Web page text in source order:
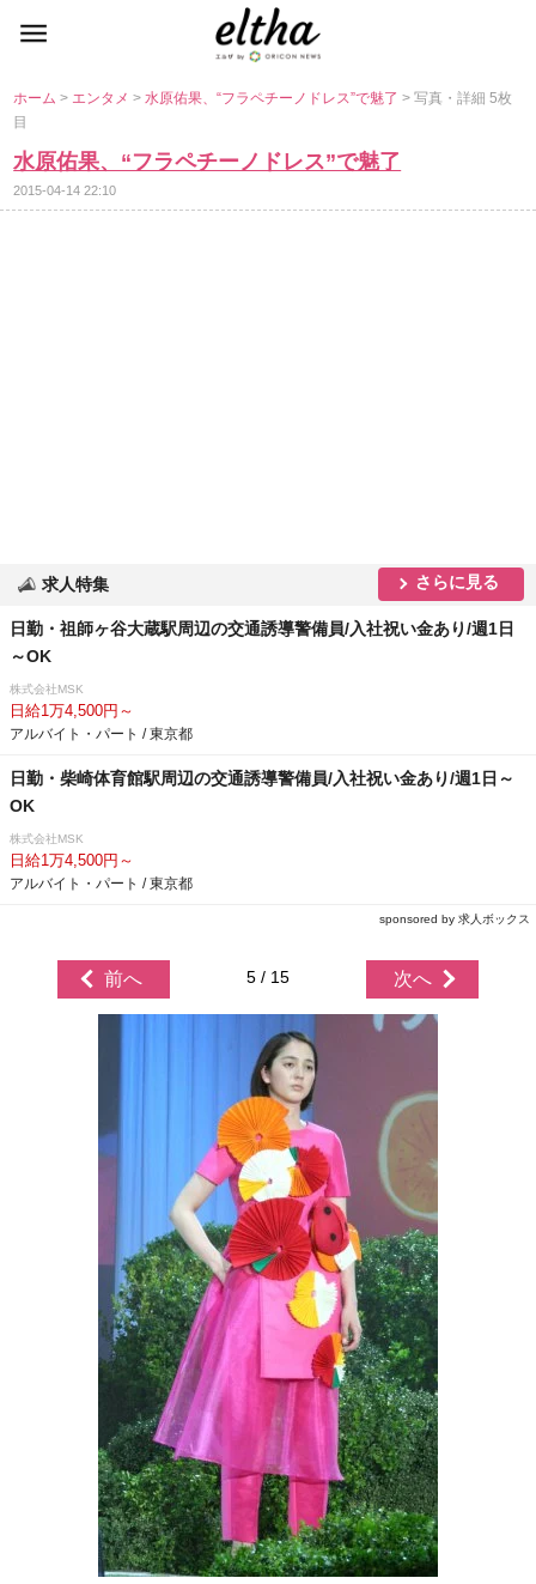
ホーム> エンタメ>水原佑果、“フラペチーノドレス”で魅了> 写真・詳細 5枚
目
水原佑果、“フラペチーノドレス”で魅了
2015-04-14 22:10
求人特集 さらに見る
日勤・祖師ヶ谷大蔵駅周辺の交通誘導警備員/入社祝い金あり/週1日
～OK
株式会社MSK
日給1万4,500円～
アルバイト・パート / 東京都
日勤・柴崎体育館駅周辺の交通誘導警備員/入社祝い金あり/週1日～
OK
株式会社MSK
日給1万4,500円～
アルバイト・パート / 東京都
sponsored by 求人ボックス
前へ 5 / 15 次へ